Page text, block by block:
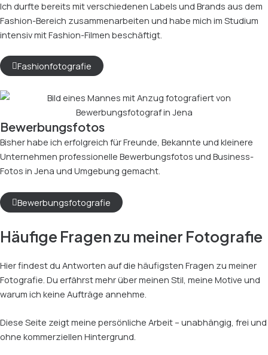
Ich durfte bereits mit verschiedenen Labels und Brands aus dem
Fashion-Bereich zusammenarbeiten und habe mich im Studium
intensiv mit Fashion-Filmen beschäftigt.
Fashionfotografie
Bewerbungsfotos
Bisher habe ich erfolgreich für Freunde, Bekannte und kleinere
Unternehmen professionelle Bewerbungsfotos und Business-
Fotos in Jena und Umgebung gemacht.
Bewerbungsfotografie
Häufige Fragen zu meiner Fotografie
Hier findest du Antworten auf die häufigsten Fragen zu meiner
Fotografie. Du erfährst mehr über meinen Stil, meine Motive und
warum ich keine Aufträge annehme.
Diese Seite zeigt meine persönliche Arbeit – unabhängig, frei und
ohne kommerziellen Hintergrund.